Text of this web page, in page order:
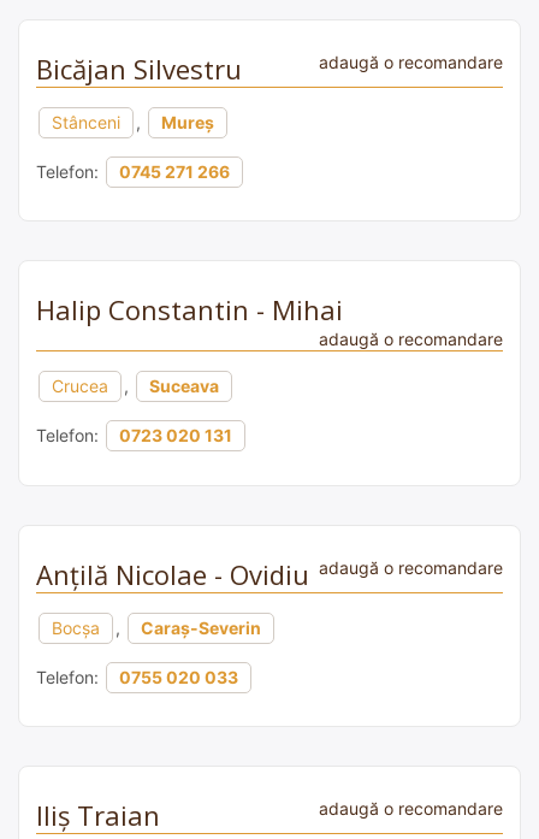
Bicăjan Silvestru adaugă o recomandare
Stânceni , Mureș
Telefon: 0745 271 266
Halip Constantin - Mihai
adaugă o recomandare
Crucea , Suceava
Telefon: 0723 020 131
Anțilă Nicolae - Ovidiu adaugă o recomandare
Bocșa , Caraș-Severin
Telefon: 0755 020 033
Iliș Traian adaugă o recomandare